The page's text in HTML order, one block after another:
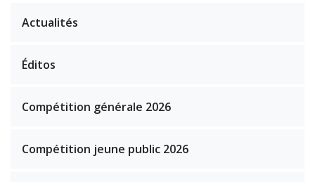
Actualités
Éditos
Compétition générale 2026
Compétition jeune public 2026